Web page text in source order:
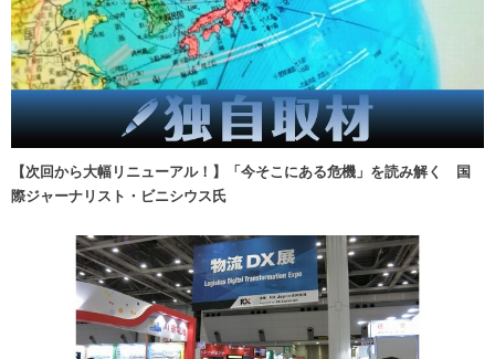
【次回から大幅リニューアル！】「今そこにある危機」を読み解く 国
際ジャーナリスト・ビニシウス氏